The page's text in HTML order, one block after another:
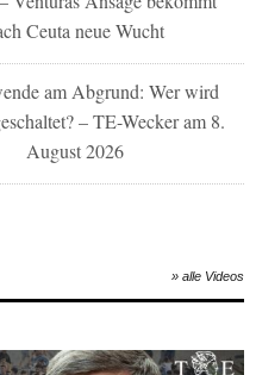
Ceuta neue Wucht
am Abgrund: Wer wird
– TE-Wecker am 8.
August 2026
» alle Videos